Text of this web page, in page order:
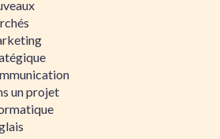
un projet